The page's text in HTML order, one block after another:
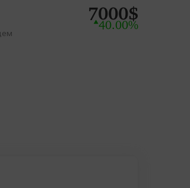
7000$
40.00%